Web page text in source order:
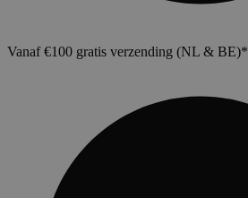
Vanaf €100 gratis verzending (NL & BE)*